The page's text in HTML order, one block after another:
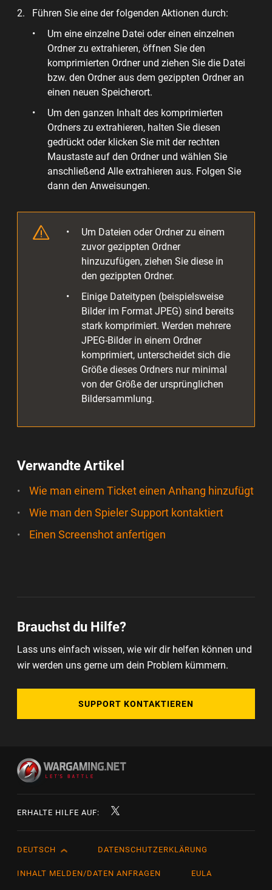
Führen Sie eine der folgenden Aktionen durch:
Um eine einzelne Datei oder einen einzelnen
Ordner zu extrahieren, öffnen Sie den
komprimierten Ordner und ziehen Sie die Datei
bzw. den Ordner aus dem gezippten Ordner an
einen neuen Speicherort.
Um den ganzen Inhalt des komprimierten
Ordners zu extrahieren, halten Sie diesen
gedrückt oder klicken Sie mit der rechten
Maustaste auf den Ordner und wählen Sie
anschließend Alle extrahieren aus. Folgen Sie
dann den Anweisungen.
Um Dateien oder Ordner zu einem
zuvor gezippten Ordner
hinzuzufügen, ziehen Sie diese in
den gezippten Ordner.
Einige Dateitypen (beispielsweise
Bilder im Format JPEG) sind bereits
stark komprimiert. Werden mehrere
JPEG-Bilder in einem Ordner
komprimiert, unterscheidet sich die
Größe dieses Ordners nur minimal
von der Größe der ursprünglichen
Bildersammlung.
Verwandte Artikel
Wie man einem Ticket einen Anhang hinzufügt
Wie man den Spieler Support kontaktiert
Einen Screenshot anfertigen
Brauchst du Hilfe?
Lass uns einfach wissen, wie wir dir helfen können und
wir werden uns gerne um dein Problem kümmern.
SUPPORT KONTAKTIEREN
ERHALTE HILFE AUF:
English
Čeština
DEUTSCH DATENSCHUTZERKLÄRUNG
INHALT MELDEN/DATEN ANFRAGEN EULA